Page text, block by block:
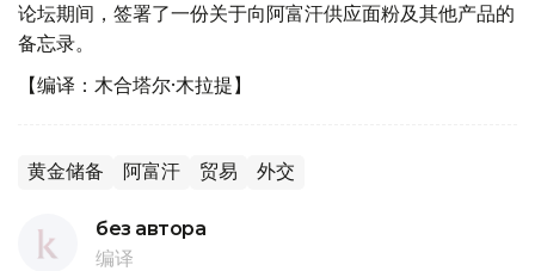
论坛期间，签署了一份关于向阿富汗供应面粉及其他产品的
备忘录。
【编译：木合塔尔·木拉提】
黄金储备 阿富汗 贸易 外交
без автора
编译